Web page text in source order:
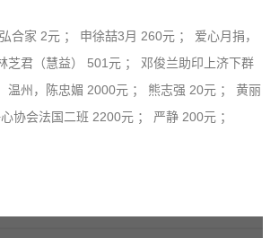
合家 2元 ； 申徐喆3月 260元 ； 爱心月捐，
芝君（慧益） 501元 ； 邓俊兰助印上济下群
温州，陈忠媚 2000元 ； 熊志强 20元 ； 黄丽
协会法国二班 2200元 ； 严静 200元 ；